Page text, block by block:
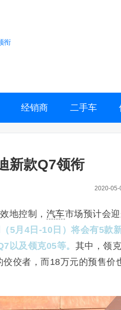
衔
经销商 二手车
新款Q7领衔
2020-05-
地控制， 汽车市场预计会
5月4日-10日）将会有5款
以及领克05等。 其中，领
佼佼者，而18万元的预售价